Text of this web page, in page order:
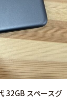
32GB スペースグ